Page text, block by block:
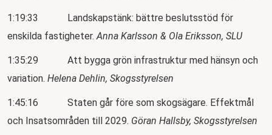
1:19:33 Landskapstänk: bättre beslutsstöd för
enskilda fastigheter. Anna Karlsson & Ola Eriksson, SLU
1:35:29 Att bygga grön infrastruktur med hänsyn och
variation. Helena Dehlin, Skogsstyrelsen
1:45:16 Staten går före som skogsägare. Effektmål
och Insatsområden till 2029. Göran Hallsby, Skogsstyrelsen